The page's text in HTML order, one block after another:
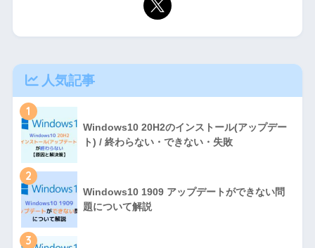
人気記事
1
Windows10 20H2のインストール(アップデー
ト) / 終わらない・できない・失敗
2
Windows10 1909 アップデートができない問
題について解説
3